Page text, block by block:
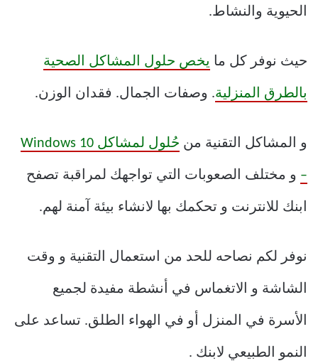
الحيوية والنشاط.
حيث نوفر كل ما يخص حلول المشاكل الصحية
بالطرق المنزلية. وصفات الجمال. فقدان الوزن.
و المشاكل التقنية من حُلول لمشاكل Windows 10
– و مختلف الصعوبات التي تواجهك لمراقبة تصفح
ابنك للانترنت و تحكمك بها لانشاء بيئة آمنة لهم.
نوفر لكم نصاحه للحد من استعمال التقنية و وقت
الشاشة و الاتغماس في أنشطة مفيدة لجميع
الأسرة في المنزل أو في الهواء الطلق. تساعد على
النمو الطبيعي لابنك .